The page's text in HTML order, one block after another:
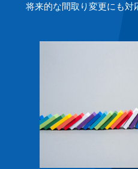
将来的な間取り変更にも対